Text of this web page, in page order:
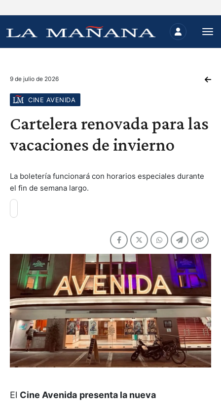
9 de julio de 2026
CINE AVENIDA
Cartelera renovada para las
vacaciones de invierno
La boletería funcionará con horarios especiales durante
el fin de semana largo.
El Cine Avenida presenta la nueva